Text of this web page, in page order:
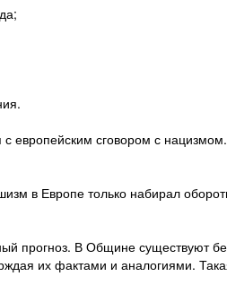
европейским сговором с
в Европе только набирал
прогноз. В Общине существуют
их фактами и аналогиями.